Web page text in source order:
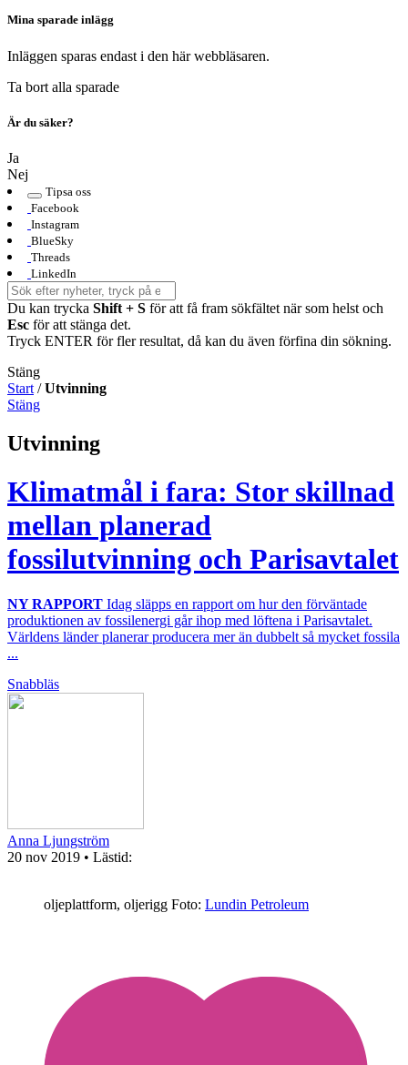
Mina sparade inlägg
Inläggen sparas endast i den här webbläsaren.
Ta bort alla sparade
Är du säker?
Ja
Nej
Tipsa oss
Facebook
Instagram
BlueSky
Threads
LinkedIn
Du kan trycka Shift + S för att få fram sökfältet när som helst och
Esc för att stänga det.
Tryck ENTER för fler resultat, då kan du även förfina din sökning.
Stäng
Start /Utvinning
Stäng
Utvinning
Klimatmål i fara: Stor skillnad
mellan planerad
fossilutvinning och Parisavtalet
NY RAPPORT Idag släpps en rapport om hur den förväntade
produktionen av fossilenergi går ihop med löftena i Parisavtalet.
Världens länder planerar producera mer än dubbelt så mycket fossila
...
Snabbläs
Anna Ljungström
20 nov 2019 • Lästid:
oljeplattform, oljerigg Foto: Lundin Petroleum